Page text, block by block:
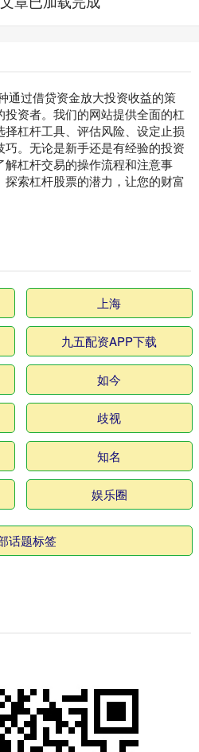
通过借贷资金放大投资收益的策
资者。我们的网站提供全面的杠
杠杆工具、评估风险、设定止损
。无论是新手还是有经验的投资
杠杆交易的操作流程和注意事
索杠杆股票的潜力，让您的财富
上海
九五配资APP下载
如今
歧视
知名
娱乐圈
话题标签